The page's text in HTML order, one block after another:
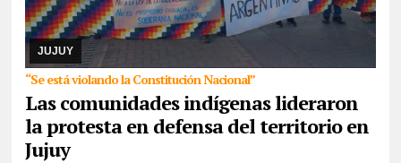
JUJUY
“Se está violando la Constitución Nacional”
Las comunidades indígenas lideraron
la protesta en defensa del territorio en
Jujuy
07/08/2026 Reunidos por el rechazo a “la venta de la
Pachamama”, manifestantes de todos los sectores sociales de la
provincia confluyeron en San Salvador para r ...